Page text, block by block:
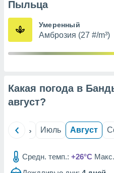
из
Пыльца
Умеренный
Амброзия (27 #/m³)
Какая погода в
август?
Июнь Июль Август
Средн. темп.: +26°C